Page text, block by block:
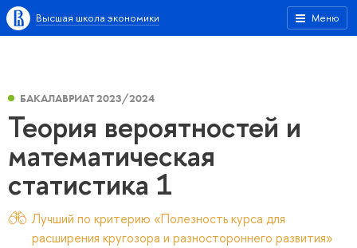
Меню
Высшая школа экономики
БАКАЛАВРИАТ 2023/2024
Теория вероятностей и
математическая
статистика 1
Лучший по критерию «Полезность курса для
расширения кругозора и разностороннего развития»